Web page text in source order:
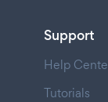
Support
Help
Tutorials